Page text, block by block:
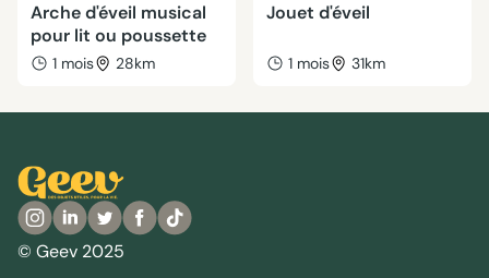
Arche d'éveil musical
pour lit ou poussette
1 mois 28km
Jouet d'éveil
1 mois 31km
© Geev 2025